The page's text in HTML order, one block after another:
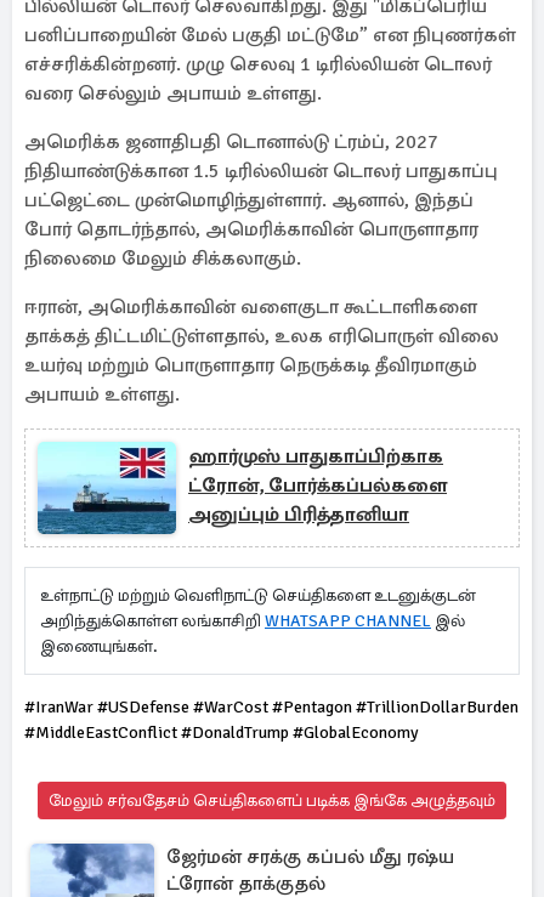
பில்லியன் டொலர் செலவாகிறது. இது "மிகப்பெரிய
பனிப்பாறையின் மேல் பகுதி மட்டுமே” என நிபுணர்கள்
எச்சரிக்கின்றனர். முழு செலவு 1 டிரில்லியன் டொலர்
வரை செல்லும் அபாயம் உள்ளது.
அமெரிக்க ஜனாதிபதி டொனால்டு ட்ரம்ப், 2027
நிதியாண்டுக்கான 1.5 டிரில்லியன் டொலர் பாதுகாப்பு
பட்ஜெட்டை முன்மொழிந்துள்ளார். ஆனால், இந்தப்
போர் தொடர்ந்தால், அமெரிக்காவின் பொருளாதார
நிலைமை மேலும் சிக்கலாகும்.
ஈரான், அமெரிக்காவின் வளைகுடா கூட்டாளிகளை
தாக்கத் திட்டமிட்டுள்ளதால், உலக எரிபொருள் விலை
உயர்வு மற்றும் பொருளாதார நெருக்கடி தீவிரமாகும்
அபாயம் உள்ளது.
ஹார்முஸ் பாதுகாப்பிற்காக
ட்ரோன், போர்க்கப்பல்களை
அனுப்பும் பிரித்தானியா
உள்நாட்டு மற்றும் வெளிநாட்டு செய்திகளை உடனுக்குடன்
அறிந்துக்கொள்ள லங்காசிறி WHATSAPP CHANNEL இல்
இணையுங்கள்.
#IranWar #USDefense #WarCost #Pentagon #TrillionDollarBurden
#MiddleEastConflict #DonaldTrump #GlobalEconomy
மேலும் சர்வதேசம் செய்திகளைப் படிக்க இங்கே அழுத்தவும்
ஜேர்மன் சரக்கு கப்பல் மீது ரஷ்ய
ட்ரோன் தாக்குதல்